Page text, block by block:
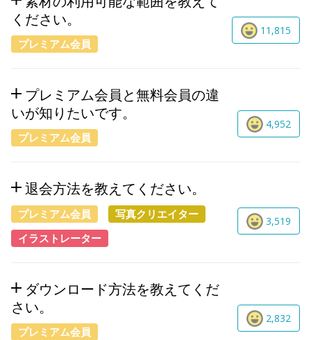
ください。
プレミアム会員
11,815
プレミアム会員と無料会員の違
いが知りたいです。
プレミアム会員
4,952
退会方法を教えてください。
プレミアム会員
写真クリエイター
イラストレーター
3,519
ダウンロード方法を教えてくだ
さい。
プレミアム会員
2,832